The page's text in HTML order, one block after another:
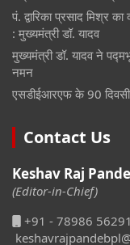
पं. द्वारिका प्रसाद मिश्र
: मुख्यमंत्री डॉ. यादव
मुख्यमंत्री डॉ. यादव ने
नमन
एसडीईआरएफ के 90
Contact Us
Keshav Raj Pande
(Editor-in-Chief)
+91 - 78986 56291